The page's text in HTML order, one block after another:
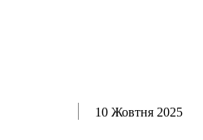
10 Жовтня 2025